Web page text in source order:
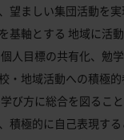
望ましい集団活動を
基軸とする 地域に活
人目標の共有化、勉
・地域活動への積極
び方に総合を図るこ
積極的に自己表現す